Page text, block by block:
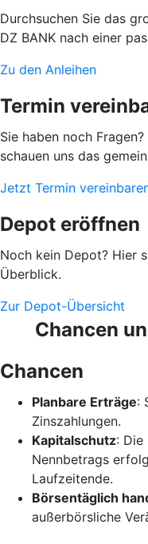
Durchsuchen Sie das
DZ BANK nach einer
Zu den Anleihen
Termin
Sie haben noch
schauen uns das
Jetzt Termin
Depot eröffnen
Noch kein Depot? Hier
Überblick.
Zur Depot-Übersicht
Chancen
Chancen
Planbare Erträge:
Zinszahlungen.
Kapitalschutz: Die
Nennbetrags
Laufzeitende.
Börsentäglich
außerbörsliche